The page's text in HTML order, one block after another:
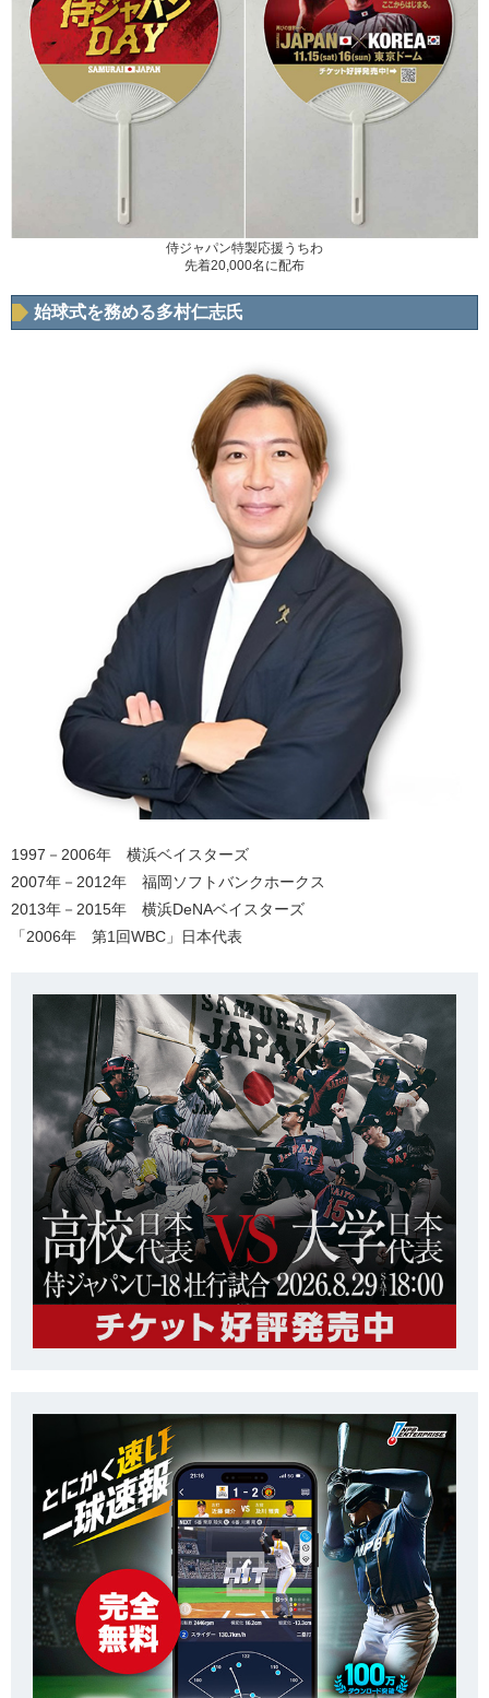
侍ジャパン特製応援うちわ
先着20,000名に配布
始球式を務める多村仁志氏
1997－2006年 横浜ベイスターズ
2007年－2012年 福岡ソフトバンクホークス
2013年－2015年 横浜DeNAベイスターズ
「2006年 第1回WBC」日本代表